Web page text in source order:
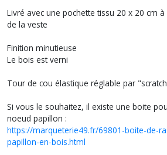
Livré avec une pochette tissu 20 x 20 cm
de la veste
Finition minutieuse
Le bois est verni
Tour de cou élastique réglable par
Si vous le souhaitez, il existe une boite
noeud papillon :
https://marqueterie49.fr/69801-boite-de-
papillon-en-bois.html